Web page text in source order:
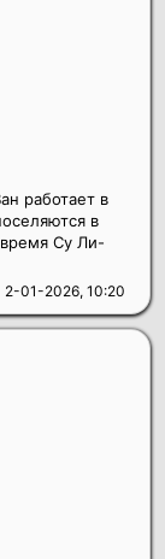
2-01-2026, 10:20
работает в
в
Су Ли-